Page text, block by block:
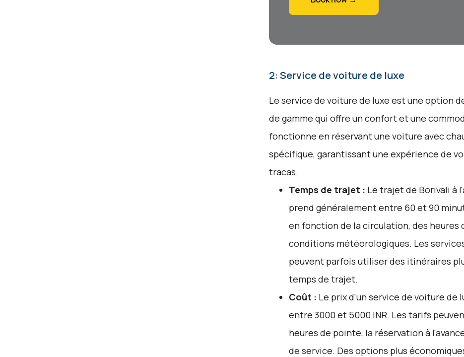
2: Service de voiture de luxe
Le service de voiture de luxe est une option
de gamme qui offre un confort et une
fonctionne en réservant une voiture avec
spécifique, garantissant une expérience de
tracas.
Temps de trajet : Le trajet de Borivali à
prend généralement entre 60 et 90
en fonction de la circulation, des heures
conditions météorologiques. Les
peuvent parfois utiliser des itinéraires
temps de trajet.
Coût : Le prix d'un service de voiture de
entre 3000 et 5000 INR. Les tarifs
heures de pointe, la réservation à
de service. Des options plus